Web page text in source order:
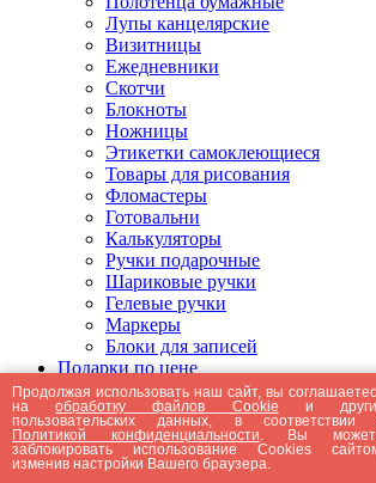
Лупы канцелярские
Визитницы
Ежедневники
Скотчи
Блокноты
Ножницы
Этикетки самоклеющиеся
Товары для рисования
Фломастеры
Готовальни
Калькуляторы
Ручки подарочные
Шариковые ручки
Гелевые ручки
Маркеры
Блоки для записей
Подарки по цене
Подарки от 5000 рублей
Подарки до 5000 рублей
Подарки до 3000 рублей
Подарки до 2000 рублей
Подарки до 1000 рублей
Продолжая использовать наш сайт, вы
наобработку файлов Cookie и
пользовательских данных, в соответствии
Политикой конфиденциальности . Вы
заблокировать использование Cookies
изменив настройки Вашего браузера.